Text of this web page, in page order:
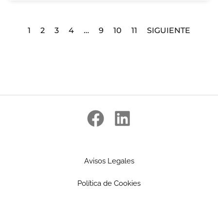
1 2 3 4 … 9 10 11 SIGUIENTE
Avisos Legales
Política de Cookies